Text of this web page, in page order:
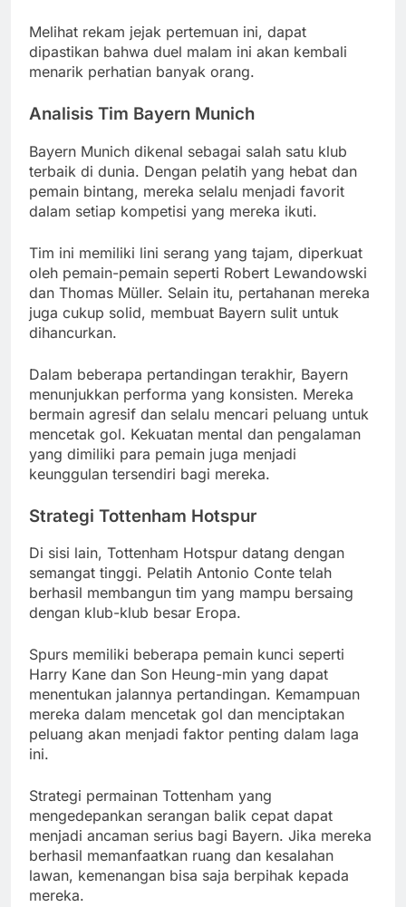
Melihat rekam jejak pertemuan ini, dapat
dipastikan bahwa duel malam ini akan kembali
menarik perhatian banyak orang.
Analisis Tim Bayern Munich
Bayern Munich dikenal sebagai salah satu klub
terbaik di dunia. Dengan pelatih yang hebat dan
pemain bintang, mereka selalu menjadi favorit
dalam setiap kompetisi yang mereka ikuti.
Tim ini memiliki lini serang yang tajam, diperkuat
oleh pemain-pemain seperti Robert Lewandowski
dan Thomas Müller. Selain itu, pertahanan mereka
juga cukup solid, membuat Bayern sulit untuk
dihancurkan.
Dalam beberapa pertandingan terakhir, Bayern
menunjukkan performa yang konsisten. Mereka
bermain agresif dan selalu mencari peluang untuk
mencetak gol. Kekuatan mental dan pengalaman
yang dimiliki para pemain juga menjadi
keunggulan tersendiri bagi mereka.
Strategi Tottenham Hotspur
Di sisi lain, Tottenham Hotspur datang dengan
semangat tinggi. Pelatih Antonio Conte telah
berhasil membangun tim yang mampu bersaing
dengan klub-klub besar Eropa.
Spurs memiliki beberapa pemain kunci seperti
Harry Kane dan Son Heung-min yang dapat
menentukan jalannya pertandingan. Kemampuan
mereka dalam mencetak gol dan menciptakan
peluang akan menjadi faktor penting dalam laga
ini.
Strategi permainan Tottenham yang
mengedepankan serangan balik cepat dapat
menjadi ancaman serius bagi Bayern. Jika mereka
berhasil memanfaatkan ruang dan kesalahan
lawan, kemenangan bisa saja berpihak kepada
mereka.